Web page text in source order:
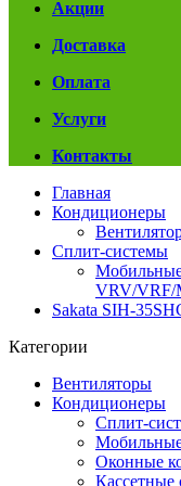
Акции
Доставка
Оплата
Услуги
Контакты
Главная
Кондиционеры
Сплит-системы
VRV/VRF/
Sakata SIH-
Категории
Вентиляторы
Кондиционеры
Сплит-
Оконные
Кассетные